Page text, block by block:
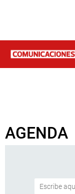
AGENDA